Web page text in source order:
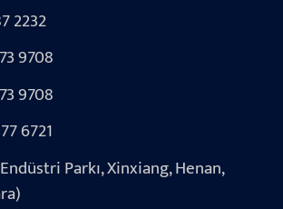
2232
9708
9708
6721
Parkı, Xinxiang, Henan,